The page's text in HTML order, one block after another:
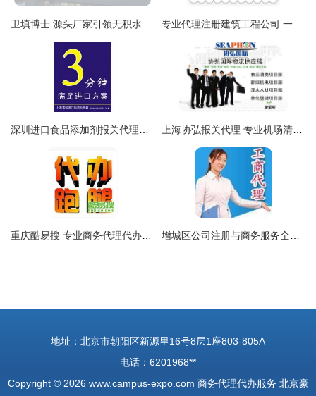
地址：北京市朝阳区新源里16号8层1座803-805A
电话：6201968**
Copyright © 2026 www.campus-expo.com 商务代理代办服务 北京豪